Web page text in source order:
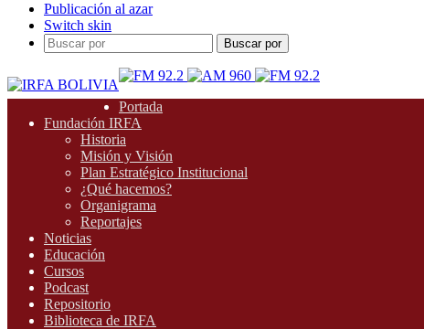
Publicación al azar
Switch skin
Buscar por
Portada
Fundación IRFA
Historia
Misión y Visión
Plan Estratégico Institucional
¿Qué hacemos?
Organigrama
Reportajes
Noticias
Educación
Cursos
Podcast
Repositorio
Biblioteca de IRFA